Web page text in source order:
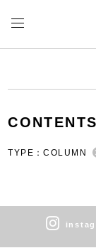
CONTENTS
TYPE：COLUMN